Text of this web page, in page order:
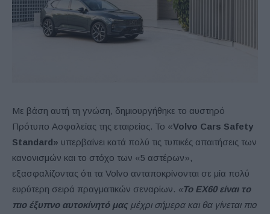
Με βάση αυτή τη γνώση, δημιουργήθηκε το αυστηρό
Πρότυπο Ασφαλείας της εταιρείας. Το «Volvo Cars Safety
Standard» υπερβαίνει κατά πολύ τις τυπικές απαιτήσεις των
κανονισμών και το στόχο των «5 αστέρων»,
εξασφαλίζοντας ότι τα Volvo ανταποκρίνονται σε μία πολύ
ευρύτερη σειρά πραγματικών σεναρίων. «Το EX60 είναι το
πιο έξυπνο αυτοκίνητό μαςμέχρι σήμερα και θα γίνεται πιο